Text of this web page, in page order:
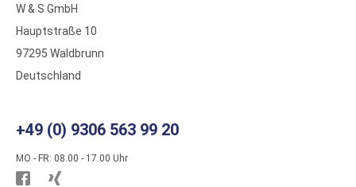
W & S GmbH
Hauptstraße 10
97295 Waldbrunn
Deutschland
+49 (0) 9306 563 99 20
MO - FR: 08.00 - 17.00 Uhr
Besuchen